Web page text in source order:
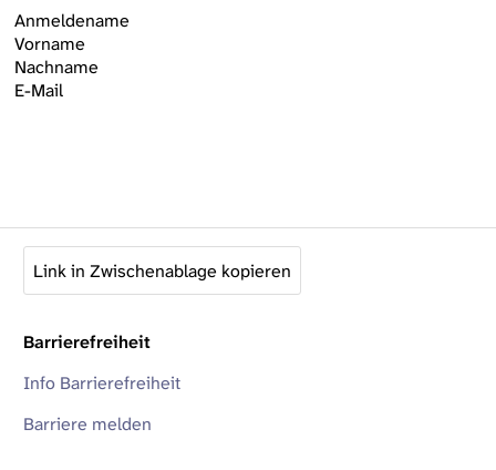
Anmeldename
Vorname
Nachname
E-Mail
Link in Zwischenablage kopieren
Barrierefreiheit
Info Barrierefreiheit
Barriere melden